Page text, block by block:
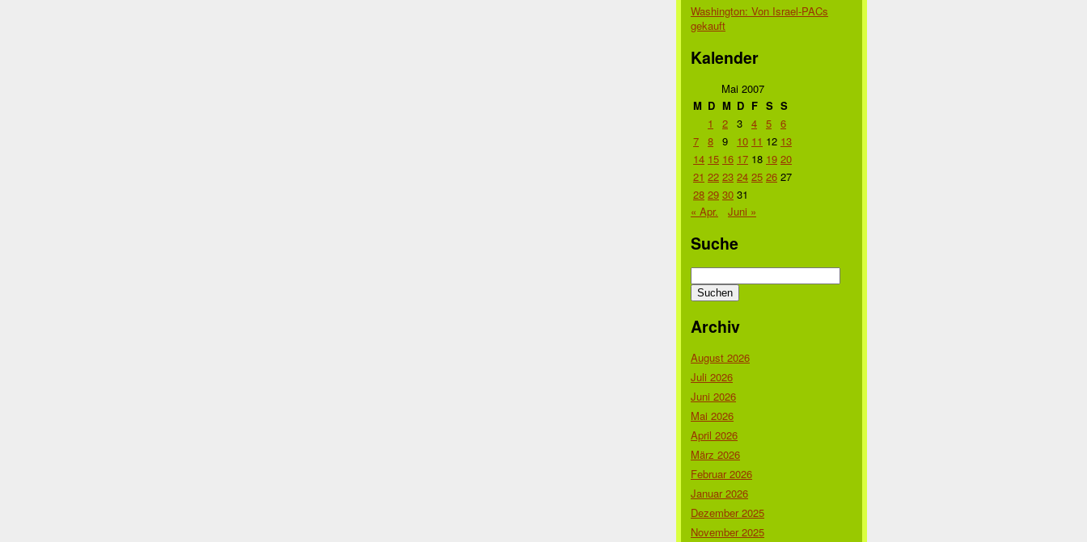
Washington: Von Israel-PACs
gekauft
Kalender
Mai 2007
M D M D F S S
1
2 3 4 5 6
7 8 9 10 11 12 13
14 15 16 17 18 19 20
21 22 23 24 25 26 27
28 29 30 31
« Apr.
Juni »
Suche
nach:
Archiv
August 2026
Juli 2026
Juni 2026
Mai 2026
April 2026
März 2026
Februar 2026
Januar 2026
Dezember 2025
November 2025